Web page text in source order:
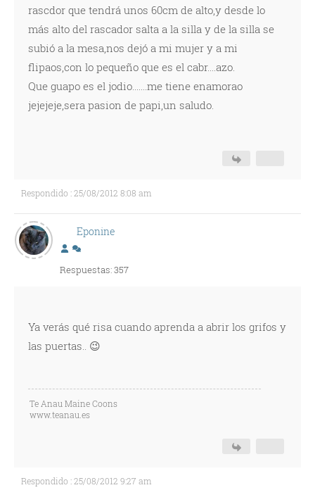
rascdor que tendrá unos 60cm de alto,y desde lo
más alto del rascador salta a la silla y de la silla se
subió a la mesa,nos dejó a mi mujer y a mi
flipaos,con lo pequeño que es el cabr....azo.
Que guapo es el jodio.......me tiene enamorao
jejejeje,sera pasion de papi,un saludo.
Respondido : 25/08/2012 8:08 am
Eponine
Respuestas: 357
Ya verás qué risa cuando aprenda a abrir los grifos y
las puertas.. 😉
Te Anau Maine Coons
www.teanau.es
Respondido : 25/08/2012 9:27 am